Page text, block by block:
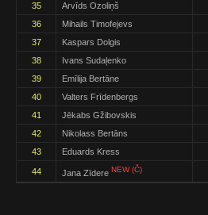
35
Arvīds Ozoliņš
36
Mihails Timofejevs
37
Kaspars Dolgis
38
Ivans Sudaļenko
39
Emīlija Bertāne
40
Valters Frīdenbergs
41
Jēkabs Gžibovskis
42
Nikolass Bertāns
43
Eduards Kress
44 Jana Zīdere NEW (Č)